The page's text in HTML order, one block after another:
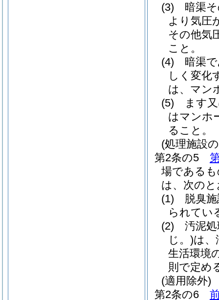
(3)
暗渠
より気圧
その他気
こと。
(4)
暗渠
しく変化
は、マン
(5)
ます
はマンホ
ること。
(処理施設
第2条の5
場である
は、次の
(1)
脱臭
られてい
(2)
汚泥
じ。)は、
生活環境
則で定め
(適用除外)
第2条の6